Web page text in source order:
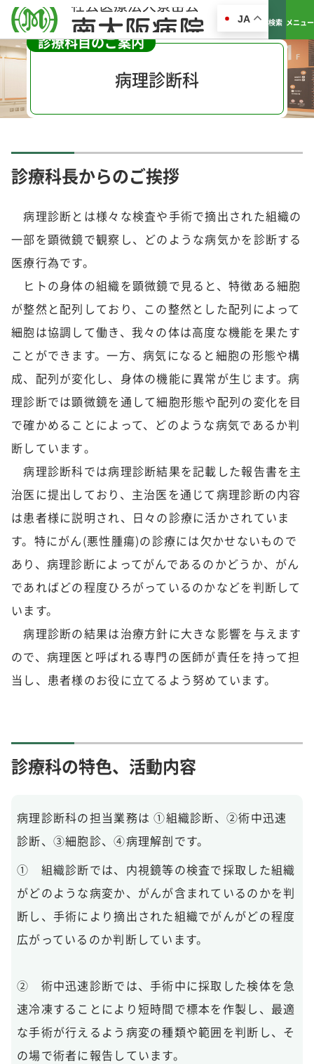
JA 検索 メニュー
診療科目のご案内
病理診断科
診療科長からのご挨拶
病理診断とは様々な検査や手術で摘出された組織の
一部を顕微鏡で観察し、どのような病気かを診断する
医療行為です。
ヒトの身体の組織を顕微鏡で見ると、特徴ある細胞
が整然と配列しており、この整然とした配列によって
細胞は協調して働き、我々の体は高度な機能を果たす
ことができます。一方、病気になると細胞の形態や構
成、配列が変化し、身体の機能に異常が生じます。病
理診断では顕微鏡を通して細胞形態や配列の変化を目
で確かめることによって、どのような病気であるか判
断しています｡
病理診断科では病理診断結果を記載した報告書を主
治医に提出しており、主治医を通じて病理診断の内容
は患者様に説明され、日々の診療に活かされていま
す。特にがん(悪性腫瘍)の診療には欠かせないもので
あり、病理診断によってがんであるのかどうか、がん
であればどの程度ひろがっているのかなどを判断して
います。
病理診断の結果は治療方針に大きな影響を与えます
ので、病理医と呼ばれる専門の医師が責任を持って担
当し、患者様のお役に立てるよう努めています。
診療科の特色、活動内容
病理診断科の担当業務は ①組織診断、②術中迅速
診断、③細胞診、④病理解剖です。
① 組織診断では、内視鏡等の検査で採取した組織
がどのような病変か、がんが含まれているのかを判
断し、手術により摘出された組織でがんがどの程度
広がっているのか判断しています。
② 術中迅速診断では、手術中に採取した検体を急
速冷凍することにより短時間で標本を作製し、最適
な手術が行えるよう病変の種類や範囲を判断し、そ
の場で術者に報告しています。